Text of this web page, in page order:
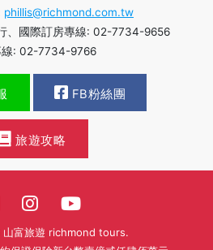
phillis@richmond.com.tw
、國際訂房專線: 02-7734-9656
線: 02-7734-9766
FB粉絲團
旅遊攻略
富旅遊 richmond tours.